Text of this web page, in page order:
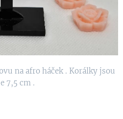
na afro háček . Korálky jsou
7,5 cm .